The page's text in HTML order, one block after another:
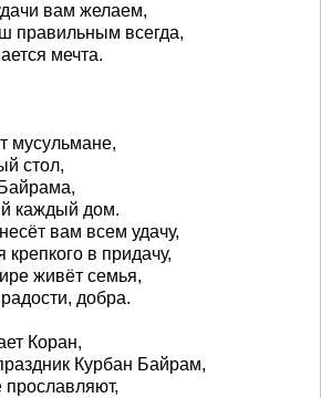
вам желаем,
правильным всегда,
мечта.
мусульмане,
стол,
каждый дом.
вам всем удачу,
крепкого в придачу,
живёт семья,
добра.
Коран,
Курбан Байрам,